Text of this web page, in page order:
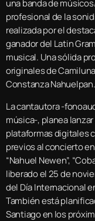
una banda de
profesional de la
realizada por el
ganador del Latin
musical. Una sólida
originales de
Constanza Nahuelpan.
La cantautora -
música-, planea
plataformas digitales
previos al concierto
“Nahuel Newen”,
liberado el 25 de
del Día Internacional
También está
Santiago en los